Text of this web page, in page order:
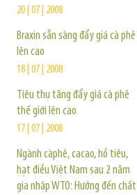
20 | 07 | 2008
Braxin sẵn sàng đẩy giá cà phê
lên cao
18 | 07 | 2008
Tiêu thụ tăng đẩy giá cà phê
thế giới lên cao
17 | 07 | 2008
Ngành càphê, cacao, hồ tiêu,
hạt điều Việt Nam sau 2 năm
gia nhập WTO: Hướng đến chất